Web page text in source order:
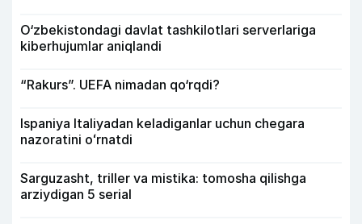
O‘zbekistondagi davlat tashkilotlari serverlariga
kiberhujumlar aniqlandi
“Rakurs”. UEFA nimadan qo‘rqdi?
Ispaniya Italiyadan keladiganlar uchun chegara
nazoratini oʻrnatdi
Sarguzasht, triller va mistika: tomosha qilishga
arziydigan 5 serial